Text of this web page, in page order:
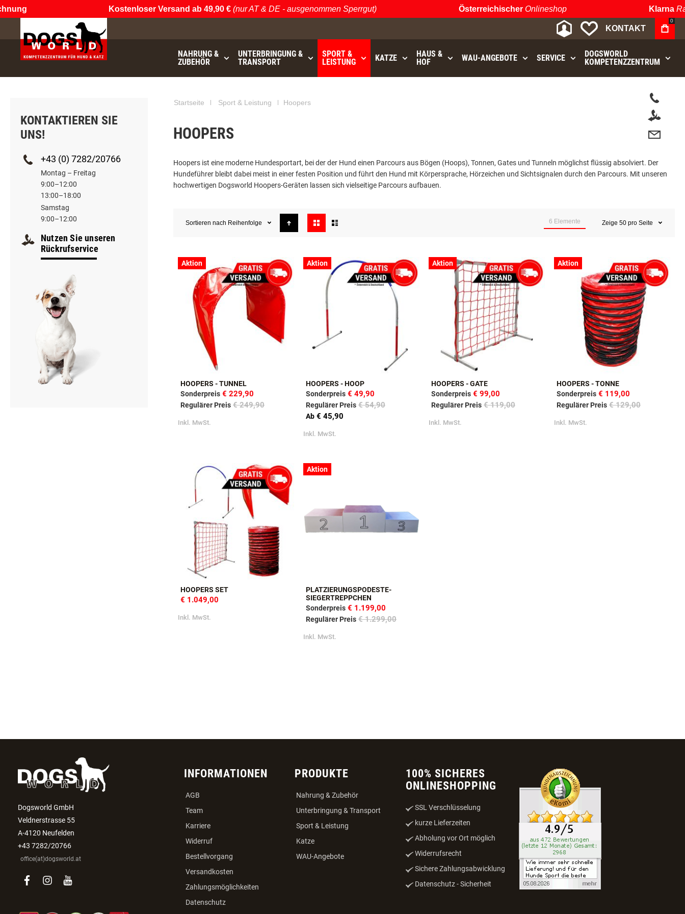
Kostenloser Versand ab 49,90 € (nur AT & DE - ausgenommen Sperrgut) ÖsterreichischerOnlineshop Klarna
MEIN KONTO
MEINE
KONTAKT
0
NAHRUNG &
ZUBEHÖR
UNTERBRINGUNG &
TRANSPORT
SPORT &
LEISTUNG
KATZE
HAUS &
HOF
WAU⁠-⁠ANGEBOTE SERVICE
DOGSWORLD
KOMPETENZZENTRUM
Startseite Sport & Leistung Hoopers
HOOPERS
Hoopers ist eine moderne Hundesportart, bei der der Hund einen Parcours aus Bögen (Hoops), Tonnen, Gates und Tunneln möglichst flüssig absolviert. Der
Hundeführer bleibt dabei meist in einer festen Position und führt den Hund mit Körpersprache, Hörzeichen und Sichtsignalen durch den Parcours. Mit unseren
hochwertigen Dogsworld Hoopers-Geräten lassen sich vielseitige Parcours aufbauen.
Sortieren nach Reihenfolge
als
6 Elemente Zeige 50 pro Seite
Aktion
HOOPERS - TUNNEL
Sonderpreis € 229,90
Regulärer Preis € 249,90
Inkl. MwSt.
Aktion
HOOPERS - HOOP
Sonderpreis € 49,90
Regulärer Preis € 54,90
Ab € 45,90
Inkl. MwSt.
Aktion
HOOPERS - GATE
Sonderpreis € 99,00
Regulärer Preis € 119,00
Inkl. MwSt.
Aktion
HOOPERS - TONNE
Sonderpreis € 119,00
Regulärer Preis € 129,00
Inkl. MwSt.
HOOPERS SET
€ 1.049,00
Inkl. MwSt.
Aktion
PLATZIERUNGSPODESTE-
SIEGERTREPPCHEN
Sonderpreis € 1.199,00
Regulärer Preis € 1.299,00
Inkl. MwSt.
KONTAKTIEREN SIE
UNS!
+43 (0) 7282/20766
Montag – Freitag
9:00–12:00
13:00–18:00
Samstag
9:00–12:00
Nutzen Sie unseren
Rückrufservice
Dogsworld GmbH
Veldnerstrasse 55
A-4120 Neufelden
+43 7282/20766
office(at)dogsworld.at
facebook
instagram
youtube
INFORMATIONEN
AGB
Team
Karriere
Widerruf
Bestellvorgang
Versandkosten
Zahlungsmöglichkeiten
Datenschutz
PRODUKTE
Nahrung & Zubehör
Unterbringung & Transport
Sport & Leistung
Katze
WAU-Angebote
100% SICHERES
ONLINESHOPPING
SSL Verschlüsselung
kurze Lieferzeiten
Abholung vor Ort möglich
Widerrufsrecht
Sichere Zahlungsabwicklung
Datenschutz - Sicherheit